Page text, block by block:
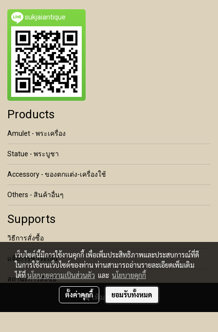
เพิ่มลงตะกร้า
sukjaiantique
Products
Amulet - พระเครื่อง
Statue - พระบูชา
Accessory - ของตกแต่ง-เครื่องใช้
Others - สินค้าอื่นๆ
Supports
วิธีการสั่งซื้อ
แจ้งการชำระเงิน
สถานะการสั่งซื้อ
เงื่อนไขการคืนสินค้า
เว็บไซต์นี้มีการใช้งานคุกกี้ เพื่อเพิ่มประสิทธิภาพและประสบการณ์ที่ดี
ในการใช้งานเว็บไซต์ของท่าน ท่านสามารถอ่านรายละเอียดเพิ่มเติม
ได้ที่นโยบายความเป็นส่วนตัว และ นโยบายคุกกี้
ตั้งค่าคุกกี้ ยอมรับทั้งหมด